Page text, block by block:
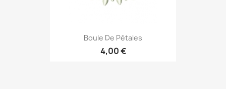
Boule De Pétales
4,00 €